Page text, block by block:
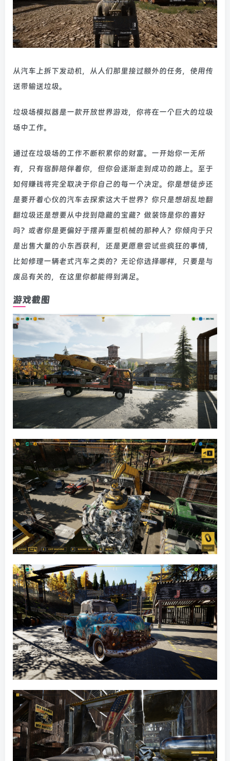
从汽车上拆下发动机，从人们那里接过额外的任务，使用传
送带输送垃圾。
垃圾场模拟器是一款开放世界游戏，你将在一个巨大的垃圾
场中工作。
通过在垃圾场的工作不断积累你的财富。一开始你一无所
有，只有宿醉陪伴着你，但你会逐渐走到成功的路上。至于
如何赚钱将完全取决于你自己的每一个决定。你是想徒步还
是要开着心仪的汽车去探索这大千世界？你只是想胡乱地翻
翻垃圾还是想要从中找到隐藏的宝藏？做装饰是你的喜好
吗？或者你是更偏好于摆弄重型机械的那种人？你倾向于只
是出售大量的小东西获利，还是更愿意尝试些疯狂的事情，
比如修理一辆老式汽车之类的？无论你选择哪样，只要是与
废品有关的，在这里你都能得到满足。
游戏截图